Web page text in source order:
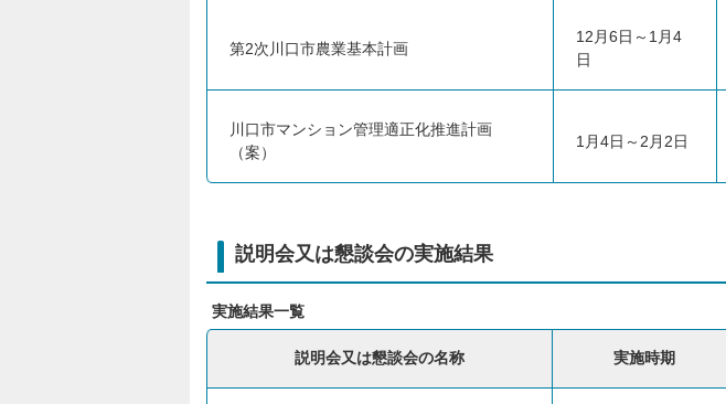
第2次川口市農業基本計画
12月6日～1月4
日
川口市マンション管理適正化推進計画
（案）
1月4日～2月2日
説明会又は懇談会の実施結果
実施結果一覧
説明会又は懇談会の名称 実施時期